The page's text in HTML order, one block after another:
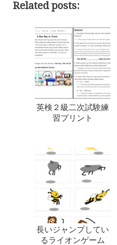
Related posts:
英検２級二次試験練
習プリント
長いジャンプしてい
るライオンゲーム